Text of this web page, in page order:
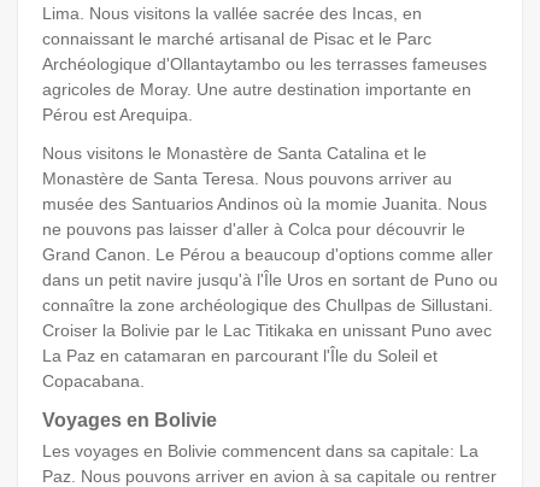
Lima. Nous visitons la vallée sacrée des Incas, en
connaissant le marché artisanal de Pisac et le Parc
Archéologique d'Ollantaytambo ou les terrasses fameuses
agricoles de Moray. Une autre destination importante en
Pérou est Arequipa.
Nous visitons le Monastère de Santa Catalina et le
Monastère de Santa Teresa. Nous pouvons arriver au
musée des Santuarios Andinos où la momie Juanita. Nous
ne pouvons pas laisser d'aller à Colca pour découvrir le
Grand Canon. Le Pérou a beaucoup d'options comme aller
dans un petit navire jusqu'à l'Île Uros en sortant de Puno ou
connaître la zone archéologique des Chullpas de Sillustani.
Croiser la Bolivie par le Lac Titikaka en unissant Puno avec
La Paz en catamaran en parcourant l'Île du Soleil et
Copacabana.
Voyages en Bolivie
Les voyages en Bolivie commencent dans sa capitale: La
Paz. Nous pouvons arriver en avion à sa capitale ou rentrer